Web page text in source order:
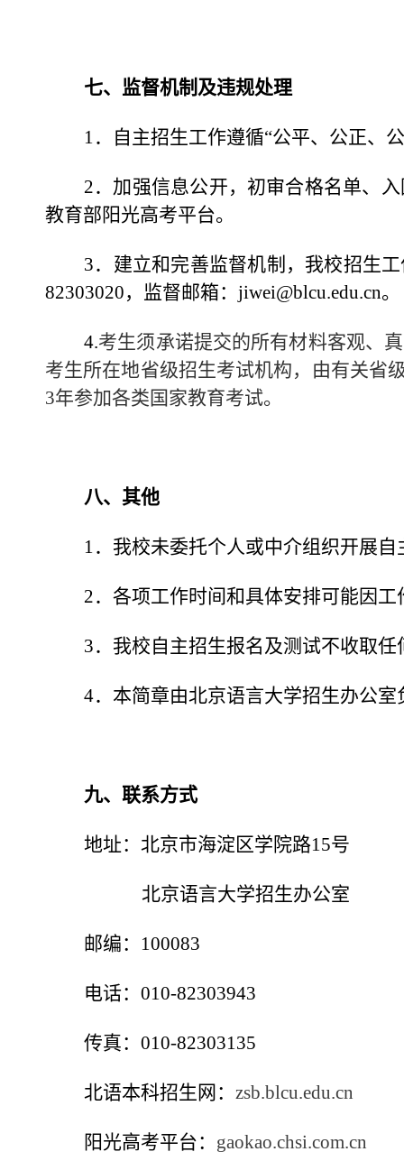
七、监督机制及违规处理
1．自主招生工作遵循“公平、公正、
2．加强信息公开，初审合格名单、
教育部阳光高考平台。
3．建立和完善监督机制，我校招生
82303020，监督邮箱： jiwei@blcu.edu.cn。
4.考生须承诺提交的所有材料客观、
考生所在地省级招生考试机构，由有关省
3年参加各类国家教育考试。
八、其他
1．我校未委托个人或中介组织开展
2．各项工作时间和具体安排可能因
3．我校自主招生报名及测试不收取任
4．本简章由北京语言大学招生办公室
九、联系方式
地址：北京市海淀区学院路15号
北京语言大学招生办公室
邮编：100083
电话：010-82303943
传真：010-82303135
北语本科招生网： zsb.blcu.edu.cn
阳光高考平台： gaokao.chsi.com.cn